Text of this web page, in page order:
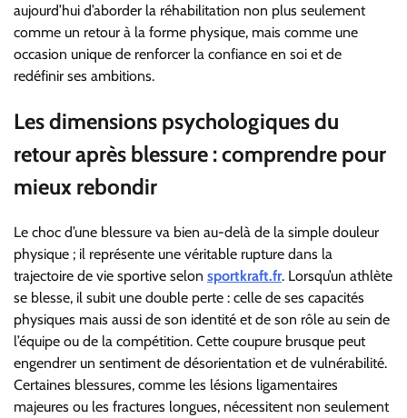
aujourd’hui d’aborder la réhabilitation non plus seulement
comme un retour à la forme physique, mais comme une
occasion unique de renforcer la confiance en soi et de
redéfinir ses ambitions.
Les dimensions psychologiques du
retour après blessure : comprendre pour
mieux rebondir
Le choc d’une blessure va bien au-delà de la simple douleur
physique ; il représente une véritable rupture dans la
trajectoire de vie sportive selon sportkraft.fr. Lorsqu’un athlète
se blesse, il subit une double perte : celle de ses capacités
physiques mais aussi de son identité et de son rôle au sein de
l’équipe ou de la compétition. Cette coupure brusque peut
engendrer un sentiment de désorientation et de vulnérabilité.
Certaines blessures, comme les lésions ligamentaires
majeures ou les fractures longues, nécessitent non seulement